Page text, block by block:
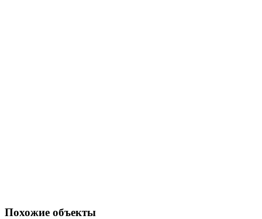
Похожие объекты